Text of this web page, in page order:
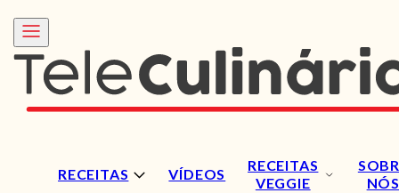
RECEITAS VÍDEOS
RECEITAS
VEGGIE
NÓS